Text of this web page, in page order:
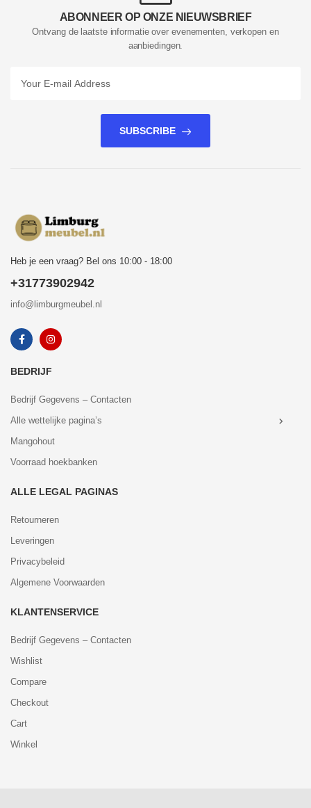
ABONNEER OP ONZE NIEUWSBRIEF
Ontvang de laatste informatie over evenementen, verkopen en
aanbiedingen.
SUBSCRIBE
Heb je een vraag? Bel ons 10:00 - 18:00
+31773902942
info@limburgmeubel.nl
BEDRIJF
Bedrijf Gegevens – Contacten
Alle wettelijke pagina’s
Mangohout
Voorraad hoekbanken
ALLE LEGAL PAGINAS
Retourneren
Leveringen
Privacybeleid
Algemene Voorwaarden
KLANTENSERVICE
Bedrijf Gegevens – Contacten
Wishlist
Compare
Checkout
Cart
Winkel